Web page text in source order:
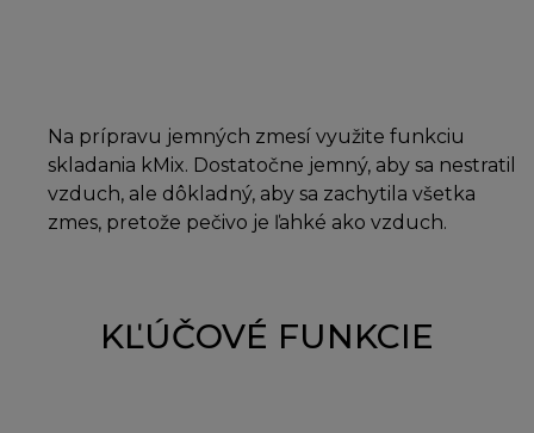
Na prípravu jemných zmesí využite funkciu
skladania kMix. Dostatočne jemný, aby sa nestratil
vzduch, ale dôkladný, aby sa zachytila všetka
zmes, pretože pečivo je ľahké ako vzduch.
KĽÚČOVÉ FUNKCIE